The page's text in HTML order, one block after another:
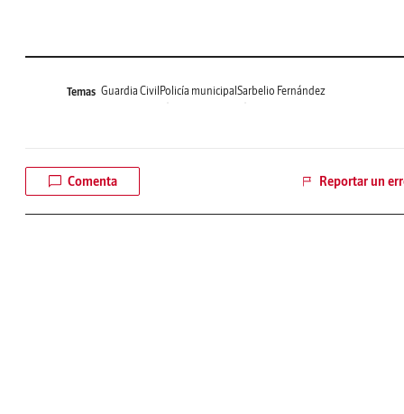
Temas Guardia Civil Policía municipal Sarbelio Fernández
Comenta Reportar un